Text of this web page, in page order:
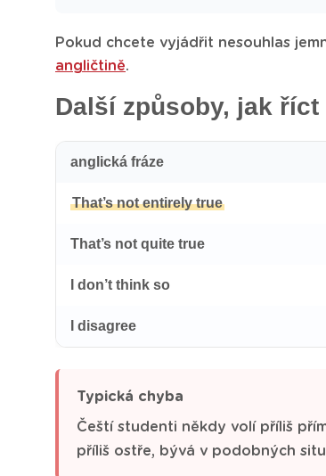
Pokud chcete vyjádřit nesouhlas
angličtině.
Další způsoby, jak
anglická fráze
That’s not entirely true
That’s not quite true
I don’t think so
I disagree
Typická chyba
Čeští studenti někdy volí příliš
příliš ostře, bývá v podobných